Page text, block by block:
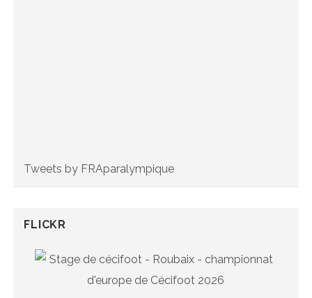
Tweets by FRAparalympique
FLICKR